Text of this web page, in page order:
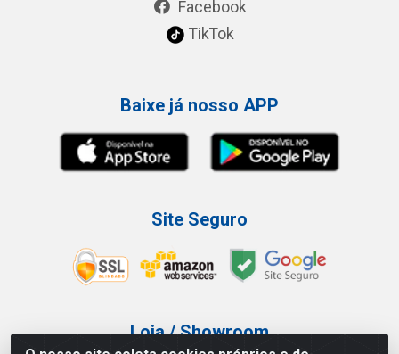
Facebook
TikTok
Baixe já nosso APP
Site Seguro
Loja / Showroom